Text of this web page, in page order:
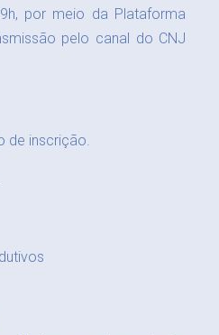
por meio da Plataforma
pelo canal do CNJ
de inscrição.